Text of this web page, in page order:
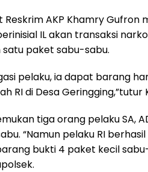
Reskrim AKP Khamry
IL akan transaksi
paket sabu-sabu.
pelaku, ia dapat barang
RI di Desa Geringging,”tutur
tiga orang pelaku SA,
“Namun pelaku RI
bukti 4 paket kecil